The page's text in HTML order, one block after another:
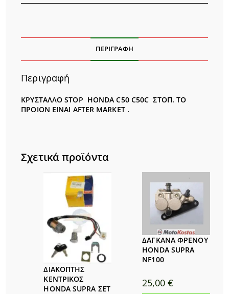
ΠΕΡΙΓΡΑΦΉ
Περιγραφή
ΚΡΥΣΤΑΛΛΟ STOP HONDA C50 C50C ΣΤΟΠ. ΤΟ
ΠΡΟΙΟΝ EINAI AFTER MARKET .
Σχετικά προϊόντα
ΔΙΑΚΟΠΤΗΣ
ΚΕΝΤΡΙΚΟΣ
HONDA SUPRA ΣΕΤ
ΔΑΓΚΑΝΑ ΦΡΕΝΟΥ
HONDA SUPRA
NF100
25,00 €